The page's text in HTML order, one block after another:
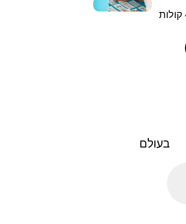
פילבר חושף: לאן נעלמו 400,000 קולות
בעולם